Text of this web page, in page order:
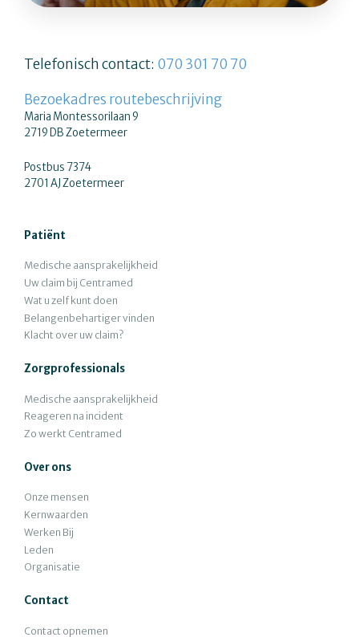
Telefonisch contact: 070 301 70 70
Bezoekadres routebeschrijving
Maria Montessorilaan 9
2719 DB Zoetermeer
Postbus 7374
2701 AJ Zoetermeer
Patiënt
Medische aansprakelijkheid
Uw claim bij Centramed
Wat u zelf kunt doen
Belangenbehartiger vinden
Klacht over uw claim?
Zorgprofessionals
Medische aansprakelijkheid
Reageren na incident
Zo werkt Centramed
Over ons
Onze mensen
Kernwaarden
Werken Bij
Leden
Organisatie
Contact
Contact opnemen